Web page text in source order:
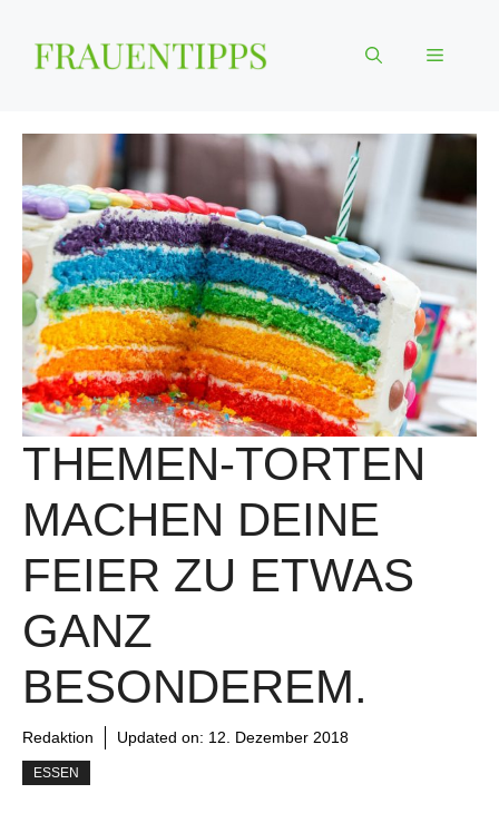
Inhalt
springen
Menü
THEMEN-TORTEN
MACHEN DEINE
FEIER ZU ETWAS
GANZ
BESONDEREM.
Redaktion Updated on: 12. Dezember 2018
ESSEN